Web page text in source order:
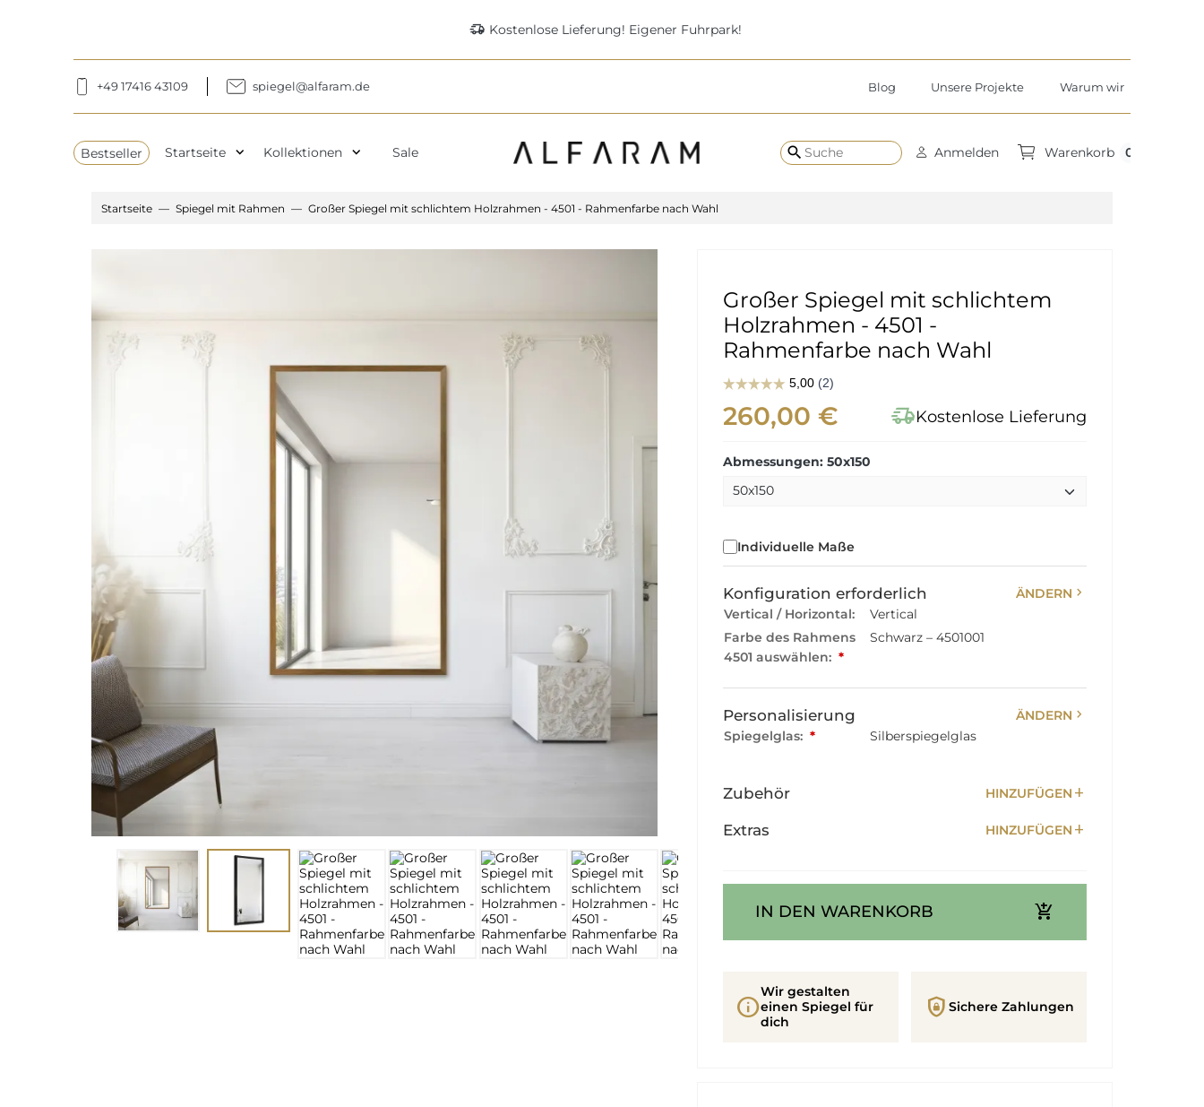
delivery_truck_speed Kostenlose Lieferung! Eigener Fuhrpark!
+49 17416 43109 spiegel@alfaram.de Blog Unsere Projekte Warum wir
Bestseller Startseite expand_more Kollektionen expand_more Sale search Anmelden Warenkorb 0
Startseite Spiegel mit Rahmen Großer Spiegel mit schlichtem Holzrahmen - 4501 - Rahmenfarbe nach Wahl
Großer Spiegel mit schlichtem
Holzrahmen - 4501 -
Rahmenfarbe nach Wahl
260,00 € delivery_truck_speedKostenlose Lieferung
Abmessungen: 50x150
Individuelle Maße
Konfiguration erforderlich ÄNDERN chevron_right
Vertical / Horizontal:
Vertical
Farbe des Rahmens
4501 auswählen: *
Schwarz – 4501001
Personalisierung ÄNDERN chevron_right
Spiegelglas: * Silberspiegelglas
Zubehör HINZUFÜGEN add
Extras HINZUFÜGEN add
IN DEN WARENKORB add_shopping_cart
info
Wir gestalten
einen Spiegel für
dich
shield_lock Sichere Zahlungen